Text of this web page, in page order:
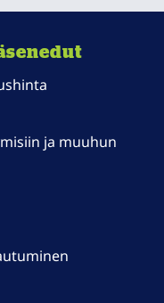
ja muuhun